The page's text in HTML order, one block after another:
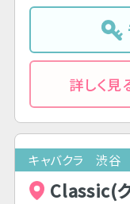
詳しく見
キャバクラ 渋谷
Classic(